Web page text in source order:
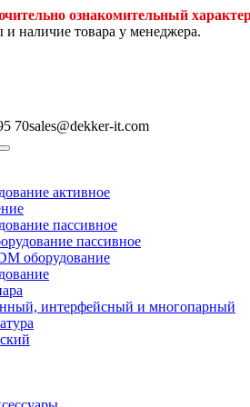
ознакомительный
наличие товара у менеджера.
70sales@dekker-it.com
активное
пассивное
пассивное
оборудование
интерфейсный и многопарный